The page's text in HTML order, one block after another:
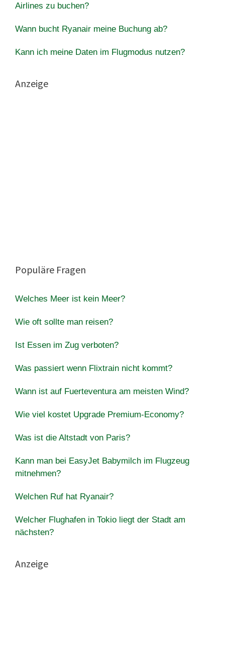
Airlines zu buchen?
Wann bucht Ryanair meine Buchung ab?
Kann ich meine Daten im Flugmodus nutzen?
Anzeige
Populäre Fragen
Welches Meer ist kein Meer?
Wie oft sollte man reisen?
Ist Essen im Zug verboten?
Was passiert wenn Flixtrain nicht kommt?
Wann ist auf Fuerteventura am meisten Wind?
Wie viel kostet Upgrade Premium-Economy?
Was ist die Altstadt von Paris?
Kann man bei EasyJet Babymilch im Flugzeug
mitnehmen?
Welchen Ruf hat Ryanair?
Welcher Flughafen in Tokio liegt der Stadt am
nächsten?
Anzeige